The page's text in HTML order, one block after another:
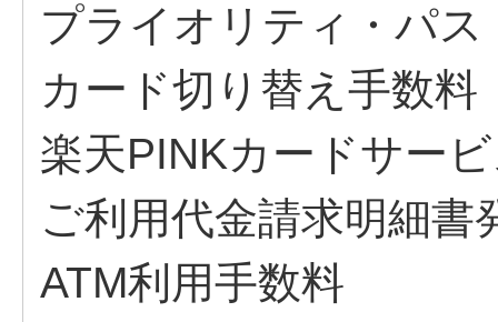
プライオリティ・パス
カード切り替え手数料
楽天PINKカードサー
ご利用代金請求明細書
ATM利用手数料